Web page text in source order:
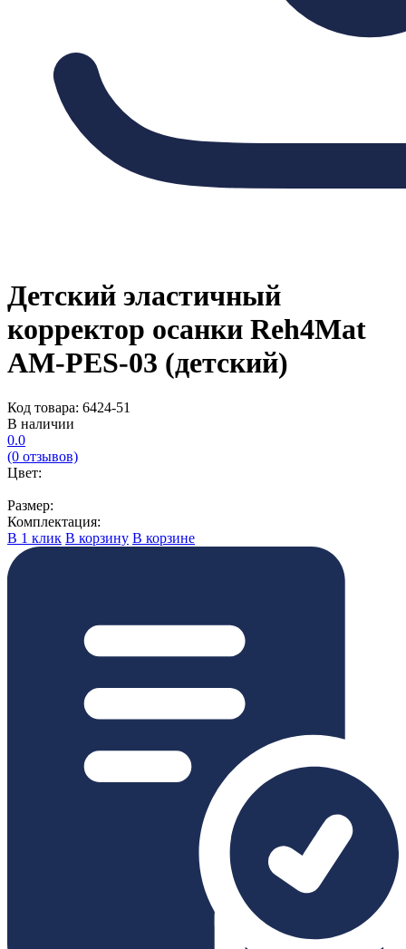
Детский эластичный
корректор осанки Reh4Mat
AM-PES-03 (детский)
Код товара: 6424-51
В наличии
0.0
(0 отзывов)
Цвет:
Размер:
Комплектация:
В 1 клик В корзину В корзине